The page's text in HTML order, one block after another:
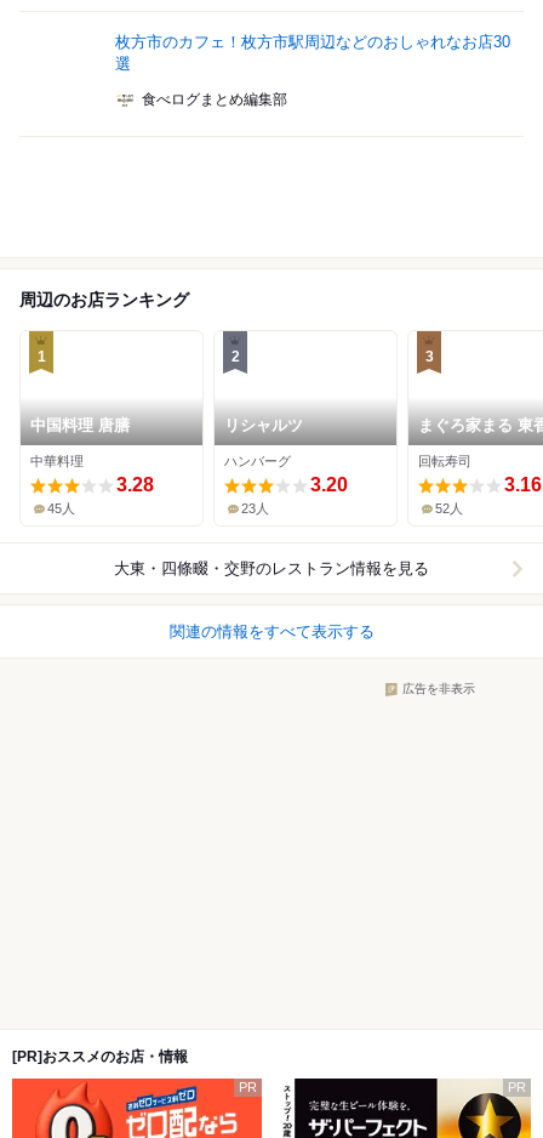
枚方市のカフェ！枚方市駅周辺などのおしゃれなお店30
選
食べログまとめ編集部
周辺のお店ランキング
1
中国料理 唐膳
中華料理
3.28
45人
2
リシャルツ
ハンバーグ
3.20
23人
3
まぐろ家まる 東
回転寿司
3.16
52人
大東・四條畷・交野のレストラン情報を見る
関連の情報をすべて表示する
広告を非表示
[PR]おススメのお店・情報
PR PR